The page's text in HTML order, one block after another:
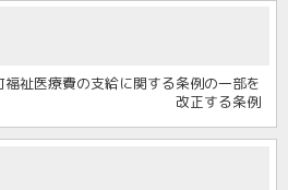
祉医療費の支給に関する条例の一部を
改正する条例